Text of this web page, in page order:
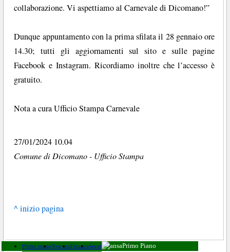
collaborazione. Vi aspettiamo al Carnevale di Dicomano!”
Dunque appuntamento con la prima sfilata il 28 gennaio ore
14.30; tutti gli aggiornamenti sul sito e sulle pagine
Facebook e Instagram. Ricordiamo inoltre che l’accesso è
gratuito.
Nota a cura Ufficio Stampa Carnevale
27/01/2024 10.04
Comune di Dicomano - Ufficio Stampa
^ inizio pagina
Primo pianoToscanaFinanzaSport Primo Piano